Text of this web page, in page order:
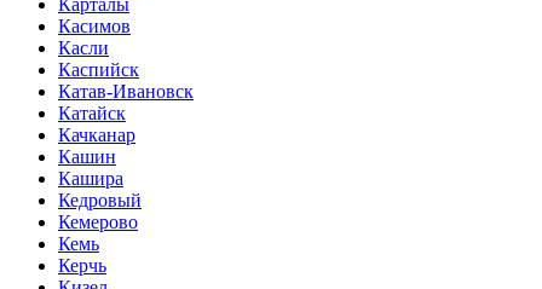
Карталы
Касимов
Касли
Каспийск
Катав-Ивановск
Катайск
Качканар
Кашин
Кашира
Кедровый
Кемерово
Кемь
Керчь